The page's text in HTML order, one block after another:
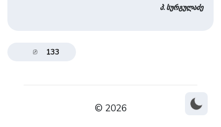
პ. სურგულაძე
133
© 2026